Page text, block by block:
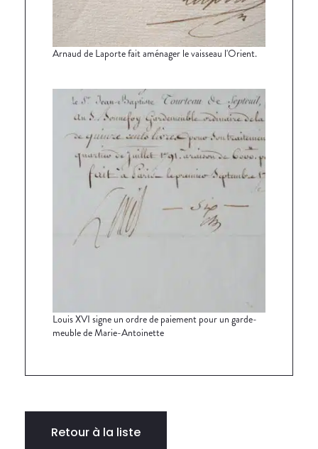
Arnaud de Laporte fait aménager le vaisseau l'Orient.
Louis XVI signe un ordre de paiement pour un garde-
meuble de Marie-Antoinette
Retour à la liste